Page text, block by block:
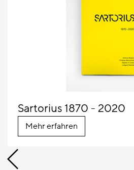
Sartorius 1870 - 2020
Mehr erfahren